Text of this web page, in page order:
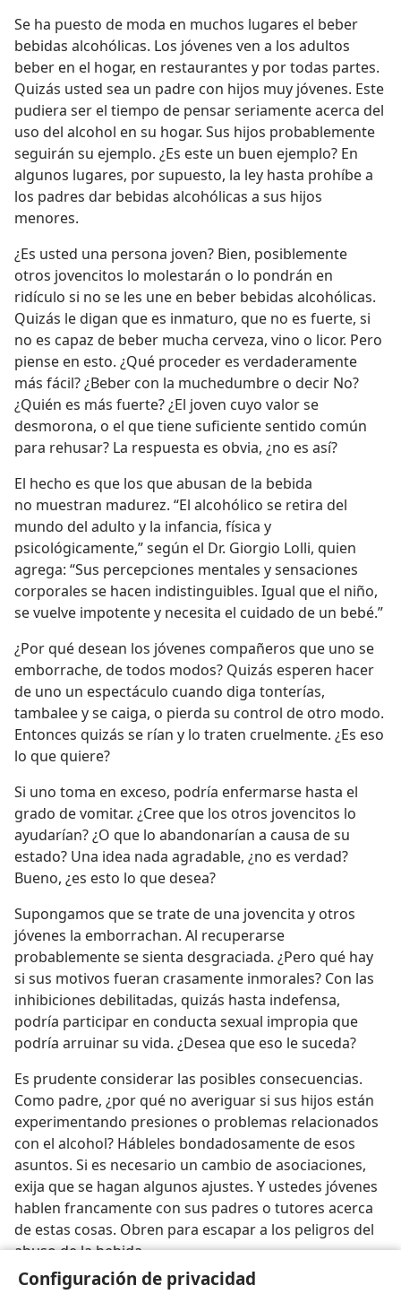
Configuración de privacidad
Se ha puesto de moda en muchos lugares el beber
bebidas alcohólicas. Los jóvenes ven a los adultos
beber en el hogar, en restaurantes y por todas partes.
Quizás usted sea un padre con hijos muy jóvenes. Este
pudiera ser el tiempo de pensar seriamente acerca del
uso del alcohol en su hogar. Sus hijos probablemente
seguirán su ejemplo. ¿Es este un buen ejemplo? En
algunos lugares, por supuesto, la ley hasta prohíbe a
los padres dar bebidas alcohólicas a sus hijos
menores.
¿Es usted una persona joven? Bien, posiblemente
otros jovencitos lo molestarán o lo pondrán en
ridículo si no se les une en beber bebidas alcohólicas.
Quizás le digan que es inmaturo, que no es fuerte, si
no es capaz de beber mucha cerveza, vino o licor. Pero
piense en esto. ¿Qué proceder es verdaderamente
más fácil? ¿Beber con la muchedumbre o decir No?
¿Quién es más fuerte? ¿El joven cuyo valor se
desmorona, o el que tiene suficiente sentido común
para rehusar? La respuesta es obvia, ¿no es así?
El hecho es que los que abusan de la bebida
no muestran madurez. “El alcohólico se retira del
mundo del adulto y la infancia, física y
psicológicamente,” según el Dr. Giorgio Lolli, quien
agrega: “Sus percepciones mentales y sensaciones
corporales se hacen indistinguibles. Igual que el niño,
se vuelve impotente y necesita el cuidado de un bebé.”
¿Por qué desean los jóvenes compañeros que uno se
emborrache, de todos modos? Quizás esperen hacer
de uno un espectáculo cuando diga tonterías,
tambalee y se caiga, o pierda su control de otro modo.
Entonces quizás se rían y lo traten cruelmente. ¿Es eso
lo que quiere?
Si uno toma en exceso, podría enfermarse hasta el
grado de vomitar. ¿Cree que los otros jovencitos lo
ayudarían? ¿O que lo abandonarían a causa de su
estado? Una idea nada agradable, ¿no es verdad?
Bueno, ¿es esto lo que desea?
Supongamos que se trate de una jovencita y otros
jóvenes la emborrachan. Al recuperarse
probablemente se sienta desgraciada. ¿Pero qué hay
si sus motivos fueran crasamente inmorales? Con las
inhibiciones debilitadas, quizás hasta indefensa,
podría participar en conducta sexual impropia que
podría arruinar su vida. ¿Desea que eso le suceda?
Es prudente considerar las posibles consecuencias.
Como padre, ¿por qué no averiguar si sus hijos están
experimentando presiones o problemas relacionados
con el alcohol? Hábleles bondadosamente de esos
asuntos. Si es necesario un cambio de asociaciones,
exija que se hagan algunos ajustes. Y ustedes jóvenes
hablen francamente con sus padres o tutores acerca
de estas cosas. Obren para escapar a los peligros del
abuso de la bebida.